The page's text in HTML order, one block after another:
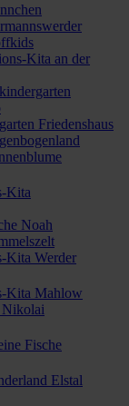
Kita an der
Friedenshaus
Kita
Noah
Kita Werder
Kita Mahlow
Nikolai
Fische
Elstal